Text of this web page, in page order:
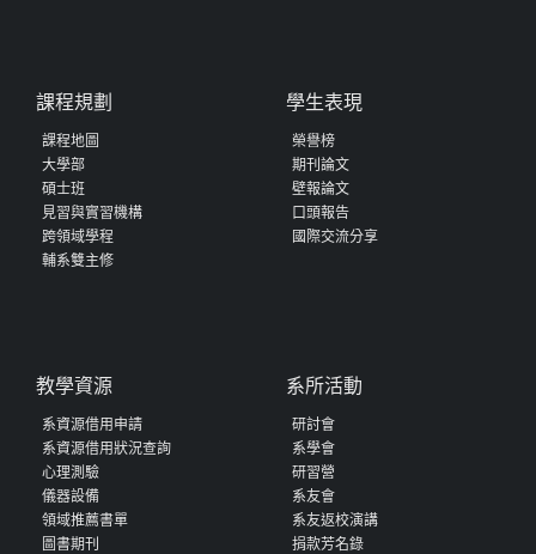
課程規劃
課程地圖
大學部
碩士班
見習與實習機構
跨領域學程
輔系雙主修
學生表現
榮譽榜
期刊論文
壁報論文
口頭報告
國際交流分享
教學資源
系資源借用申請
系資源借用狀況查詢
心理測驗
儀器設備
領域推薦書單
圖書期刊
系所活動
研討會
系學會
研習營
系友會
系友返校演講
捐款芳名錄